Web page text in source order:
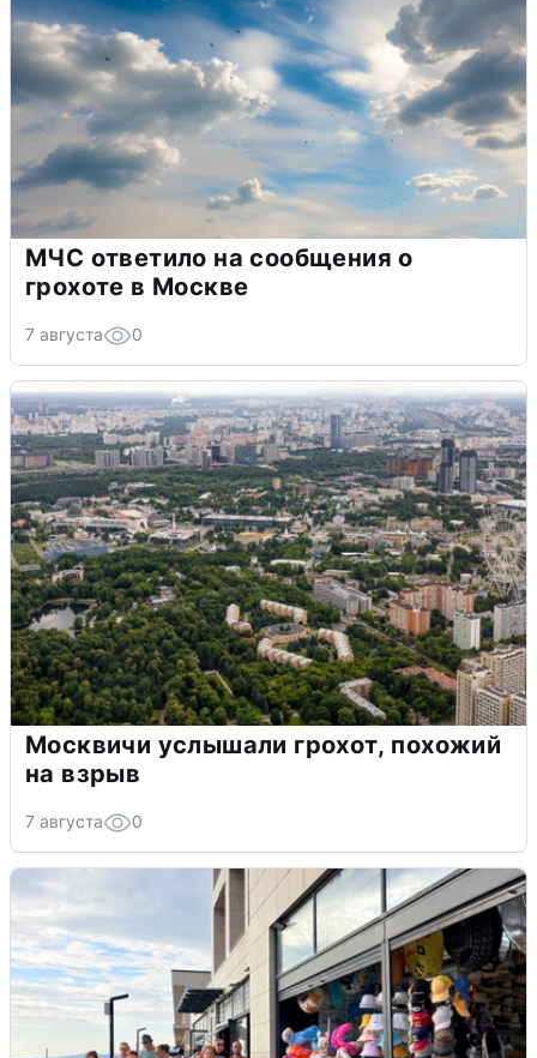
МЧС ответило на сообщения о
грохоте в Москве
7 августа 0
Москвичи услышали грохот, похожий
на взрыв
7 августа 0